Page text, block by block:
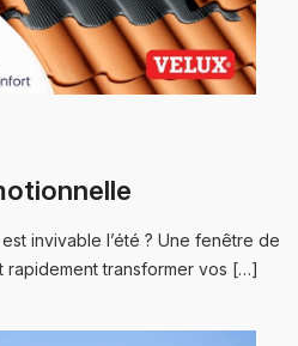
invivable l’été ? Une fenêtre de
transformer vos […]